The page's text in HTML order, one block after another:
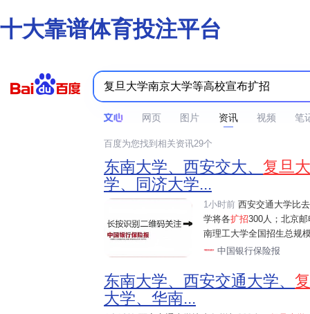
十大靠谱体育投注平台
网页 图片 资讯 视频 笔
百度为您找到相关资讯29个
东南大学、西安交大、 复旦
学、同济大学...
1小时前 西安交通大学比
学将各扩招300人；北京
南理工大学全国招生总规
中国银行保险报
东南大学、西安交通大学、
大学、华南...